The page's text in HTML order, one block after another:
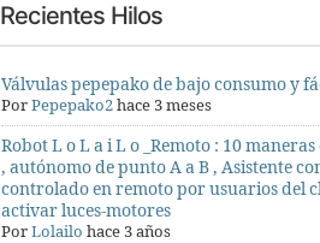
Recientes Hilos
Válvulas pepepako de bajo consumo y
PorPepepako2hace 3 meses
Robot L o L a i L o _Remoto : 10
, autónomo de punto A a B , Asistente
controlado en remoto por usuarios del
activar luces-motores
PorLolailo hace 3 años